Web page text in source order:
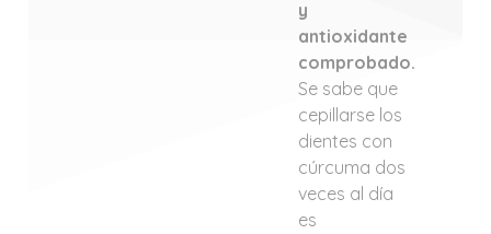
y
antioxidante
comprobado.
Se sabe que
cepillarse los
dientes con
cúrcuma dos
veces al día
es